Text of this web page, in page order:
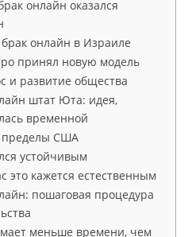
онлайн оказался
онлайн в Израиле
принял новую модель
и развитие общества
штат Юта: идея,
временной
пределы США
устойчивым
это кажется естественным
пошаговая процедура
меньше времени, чем